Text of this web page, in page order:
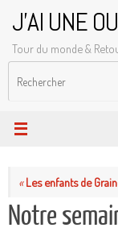
contenu
J'AI UNE
Tour du monde &
«Les enfants de
Notre